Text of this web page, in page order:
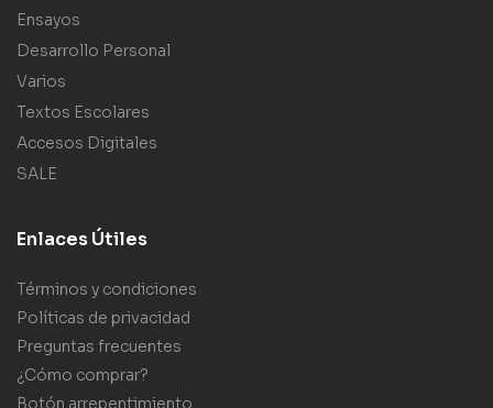
Ensayos
Desarrollo Personal
Varios
Textos Escolares
Accesos Digitales
SALE
Enlaces Útiles
Términos y condiciones
Políticas de privacidad
Preguntas frecuentes
¿Cómo comprar?
Botón arrepentimiento